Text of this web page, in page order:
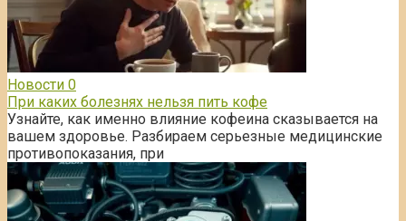
Новости 0
При каких болезнях нельзя пить кофе
Узнайте, как именно влияние кофеина сказывается на
вашем здоровье. Разбираем серьезные медицинские
противопоказания, при